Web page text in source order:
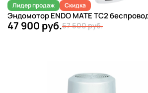
Лидер продаж Скидка
Эндомотор ENDO MATE TC2
47 900 руб.57 500 руб.